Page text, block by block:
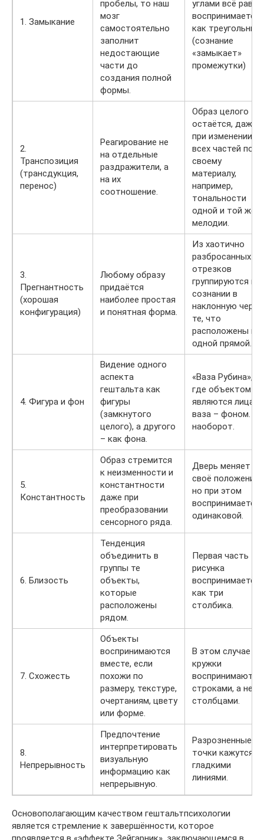
1. Замыкание
пробелы, то наш
мозг
самостоятельно
заполнит
недостающие
части до
создания полной
формы.
углами всё равно
воспринимается
как треугольник
(сознание
«замыкает»
промежутки)
2.
Транспозиция
(трансдукция,
перенос)
Реагирование не
на отдельные
раздражители, а
на их
соотношение.
Образ целого
остаётся, даже
при изменении
всех частей по
своему
материалу,
например,
тональности
одной и той же
мелодии.
3.
Прегнантность
(хорошая
конфигурация)
Любому образу
придаётся
наиболее простая
и понятная форма.
Из хаотично
разбросанных
отрезков
группируются в
сознании в
наклонную черту
те, что
расположены на
одной прямой.
4. Фигура и фон
Видение одного
аспекта
гештальта как
фигуры
(замкнутого
целого), а другого
– как фона.
«Ваза Рубина»,
где объектом
являются лица, а
ваза – фоном. И
наоборот.
5.
Константность
Образ стремится
к неизменности и
константности
даже при
преобразовании
сенсорного ряда.
Дверь меняет
своё положение,
но при этом
воспринимается
одинаковой.
6. Близость
Тенденция
объединить в
группы те
объекты,
которые
расположены
рядом.
Первая часть
рисунка
воспринимается
как три
столбика.
7. Схожесть
Объекты
воспринимаются
вместе, если
похожи по
размеру, текстуре,
очертаниям, цвету
или форме.
В этом случае
кружки
воспринимаются
строками, а не
столбцами.
8.
Непрерывность
Предпочтение
интерпретировать
визуальную
информацию как
непрерывную.
Разрозненные
точки кажутся
гладкими
линиями.
Основополагающим качеством гештальтпсихологии
является стремление к завершённости, которое